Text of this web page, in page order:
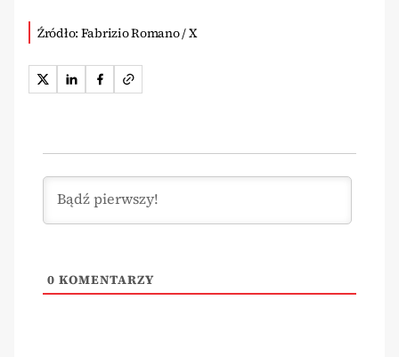
Źródło: Fabrizio Romano / X
0 KOMENTARZY